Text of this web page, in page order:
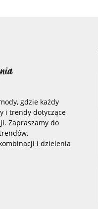
gdzie każdy
i trendy dotyczące
Zapraszamy do
i dzielenia